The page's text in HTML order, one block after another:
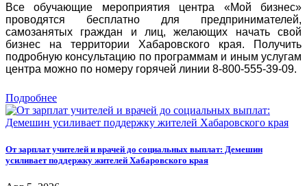
Все обучающие мероприятия центра «Мой бизнес»
проводятся бесплатно для предпринимателей,
самозанятых граждан и лиц, желающих начать свой
бизнес на территории Хабаровского края. Получить
подробную консультацию по программам и иным услугам
центра можно по номеру горячей линии 8-800-555-39-09.
Подробнее
От зарплат учителей и врачей до социальных выплат: Демешин
усиливает поддержку жителей Хабаровского края